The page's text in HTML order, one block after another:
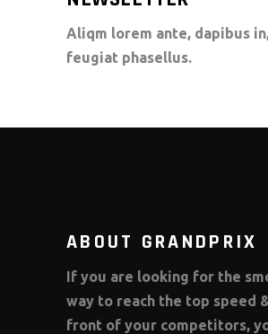
Aliqm lorem ante, dapibus
feugiat phasellus.
ABOUT GRANDPRIX
If you are looking for the
way to reach the top speed
front of your competitors,